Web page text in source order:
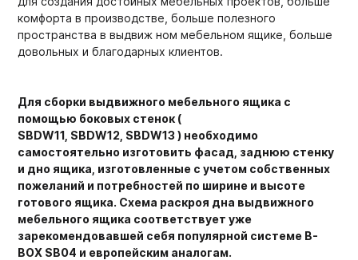
комфорта в производстве, больше полезного
пространства в выдвиж ном мебельном ящике, больше
довольных и благодарных клиентов.
Для сборки выдвижного мебельного ящика с
помощью боковых стенок (
SBDW11, SBDW12, SBDW13 ) необходимо
самостоятельно изготовить фасад, заднюю стенку
и дно ящика, изготовленные с учетом собственных
пожеланий и потребностей по ширине и высоте
готового ящика. Схема раскроя дна выдвижного
мебельного ящика соответствует уже
зарекомендовавшей себя популярной системе B-
BOX SB04 и европейским аналогам.